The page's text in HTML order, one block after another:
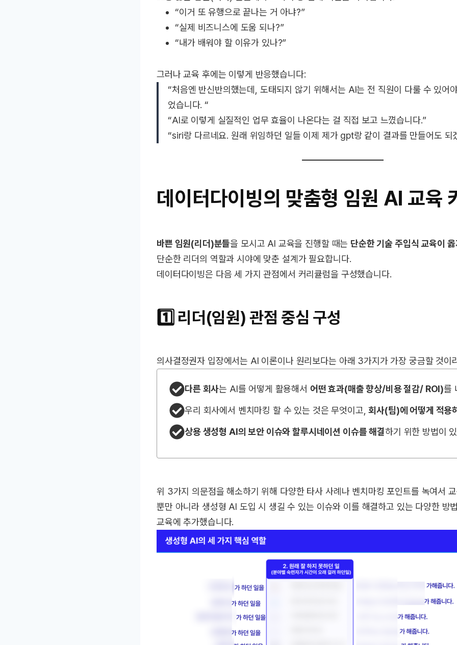
“이거 또 유행으로 끝나는 거 아냐?”
“실제 비즈니스에 도움 되나?”
“내가 배워야 할 이유가 있나?”
그러나 교육 후에는 이렇게 반응했습니다:
“처음엔 반신반의했는데, 도태되지 않기 위해서는 AI는 전 직원이 다룰 수 있어
었습니다. “
“AI로 이렇게 실질적인 업무 효율이 나온다는 걸 직접 보고 느꼈습니다.”
“siri랑 다르네요. 원래 위임하던 일들 이제 제가 gpt랑 같이 결과를 만들어도 되
데이터다이빙의 맞춤형 임원 AI 교육
바쁜 임원(리더)분들을 모시고 AI 교육을 진행할 때는 단순한 기술 주입식 교육이
단순한 리더의 역할과 시야에 맞춘 설계가 필요합니다.
데이터다이빙은 다음 세 가지 관점에서 커리큘럼을 구성했습니다.
1️⃣ 리더(임원) 관점 중심 구성
의사결정권자 입장에서는 AI 이론이나 원리보다는 아래 3가지가 가장 궁금할 것이
다른 회사는 AI를 어떻게 활용해서 어떤 효과(매출 향상/비용 절감/ ROI)를
우리 회사에서 벤치마킹 할 수 있는 것은 무엇이고,회사(팀)에 어떻게 적용
상용 생성형 AI의 보안 이슈와 할루시네이션 이슈를 해결하기 위한 방법이
위 3가지 의문점을 해소하기 위해 다양한 타사 사례나 벤치마킹 포인트를 녹여서
뿐만 아니라 생성형 AI 도입 시 생길 수 있는 이슈와 이를 해결하고 있는 다양한 방
교육에 추가했습니다.